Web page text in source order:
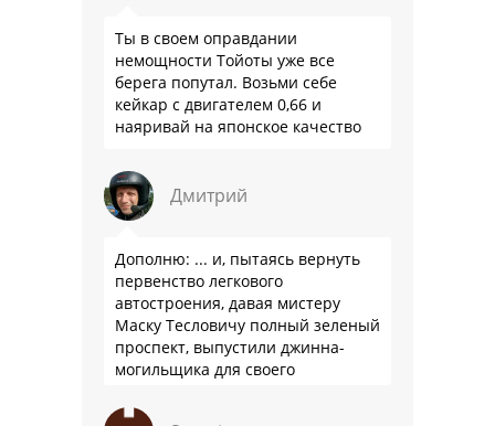
Ты в своем оправдании
немощности Тойоты уже все
берега попутал. Возьми себе
кейкар с двигателем 0,66 и
наяривай на японское качество
Дмитрий
Дополню: ... и, пытаясь вернуть
первенство легкового
автостроения, давая мистеру
Маску Тесловичу полный зеленый
проспект, выпустили джинна-
могильщика для своего